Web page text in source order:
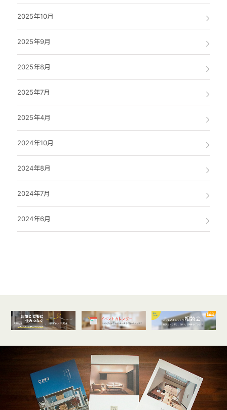
2025年10月
2025年9月
2025年8月
2025年7月
2025年4月
2024年10月
2024年8月
2024年7月
2024年6月
オンライン
開催受付中